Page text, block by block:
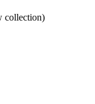
collection)